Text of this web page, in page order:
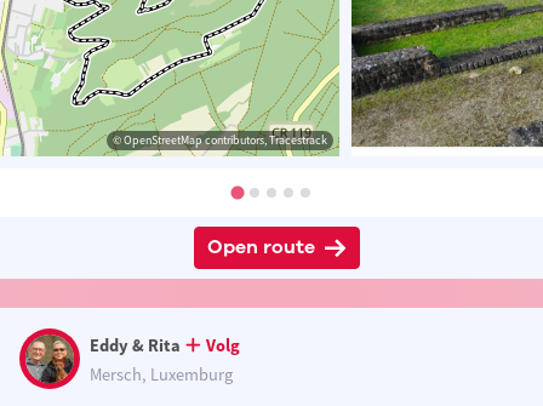
© OpenStreetMap contributors, Tracestrack
Open route
Eddy & Rita
Volg
Mersch, Luxemburg